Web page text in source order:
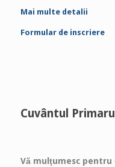
Mai multe detalii
Formular de inscriere
Cuvântul
Vă mulţumesc pentru